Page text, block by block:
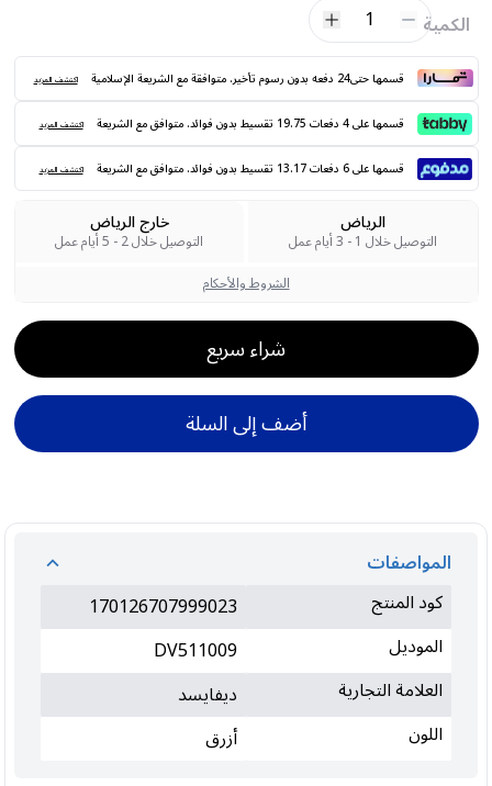
الكمية 1
قسمها حتى24 دفعه بدون رسوم تأخير. متوافقة مع الشريعة الإسلامية اكتشف المزيد
قسمها على 4 دفعات 19.75 تقسيط بدون فوائد. متوافق مع الشريعة اكتشف المزيد
قسمها على 6 دفعات 13.17 تقسيط بدون فوائد. متوافق مع الشريعة اكتشف المزيد
الرياض
التوصيل خلال 1 - 3 أيام عمل
خارج الرياض
التوصيل خلال 2 - 5 أيام عمل
الشروط والأحكام
شراء سريع
أضف إلى السلة
المواصفات
كود المنتج
170126707999023
الموديل
DV511009
العلامة التجارية
ديفايسد
اللون
أزرق